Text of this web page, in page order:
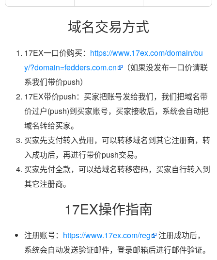
域名交易方式
17EX一口价购买： https://www.17ex.com/domain/bu
y/?domain=fedders.com.cn
（如果没发布一口价请联
系我们带价push）
17EX带价push：买家把账号发给我们，我们把域名带
价过户(push)到买家账号，买家接收后，系统会自动把
域名转给买家。
买家先支付转入费用，可以转移域名到其它注册商，转
入成功后，再进行带价push交易。
买家先付全款，可以给域名转移密码，买家自行转入到
其它注册商。
17EX操作指南
注册账号： https://www.17ex.com/reg
注册成功后，
系统会自动发送验证邮件，登录邮箱后进行邮件验证。